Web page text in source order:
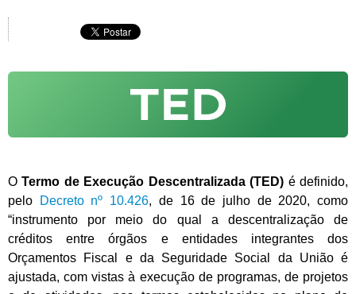
OTermo de Execução Descentralizada (TED) é definido,
pelo
Decreto nº 10.426, de 16 de julho de 2020, como
“instrumento por meio do qual a descentralização de
créditos entre órgãos e entidades integrantes dos
Orçamentos Fiscal e da Seguridade Social da União é
ajustada, com vistas à execução de programas, de projetos